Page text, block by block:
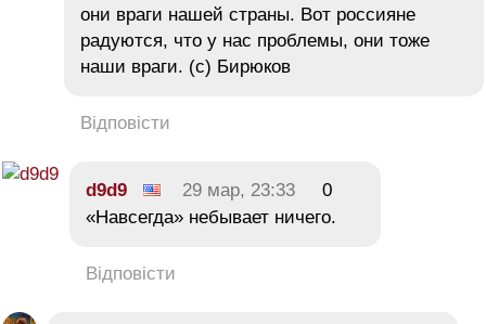
они враги нашей страны. Вот россияне
радуются, что у нас проблемы, они тоже
наши враги. (с) Бирюков
Відповісти
d9d9 29 мар, 23:33
0
«Навсегда» небывает ничего.
Відповісти